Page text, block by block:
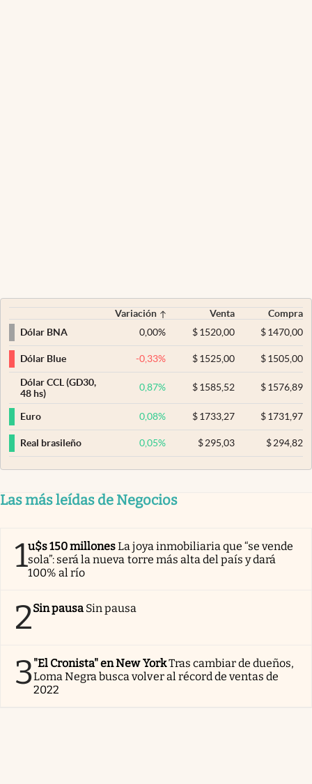
Variación Venta
Compra
Dólar BNA
0,00% $ 1520,00 $1470,00
Dólar Blue -0,33% $ 1525,00 $1505,00
Dólar CCL (GD30,
48 hs)
0,87% $ 1585,52 $1576,89
Euro 0,08% $ 1733,27 $1731,97
Real brasileño 0,05% $ 295,03 $294,82
Las más leídas de Negocios
1u$s 150 millonesLa joya inmobiliaria que “se vende
sola”: será la nueva torre más alta del país y dará
100% al río
2Sin pausa Sin pausa
3"El Cronista" en New YorkTras cambiar de dueños,
Loma Negra busca volver al récord de ventas de
2022